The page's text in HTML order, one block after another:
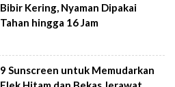
Bibir Kering, Nyaman Dipakai
Tahan hingga 16 Jam
9 Sunscreen untuk Memudarkan